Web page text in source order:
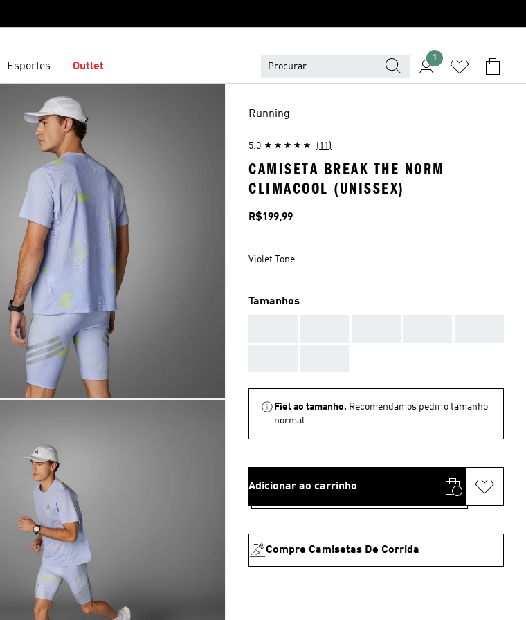
Esportes Outlet
1
Running
5.0 (11)
CAMISETA BREAK THE NORM
CLIMACOOL (UNISSEX)
Preço
R$199,99
Violet Tone
Tamanhos
Fiel ao tamanho. Recomendamos pedir o tamanho
normal.
Adicionar ao carrinho
Compre Camisetas De Corrida